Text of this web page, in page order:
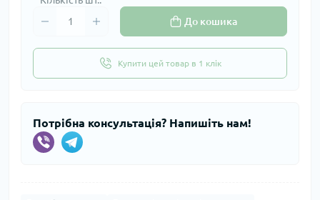
До кошика
Купити цей товар в 1 клік
Потрібна консультація? Напишіть нам!